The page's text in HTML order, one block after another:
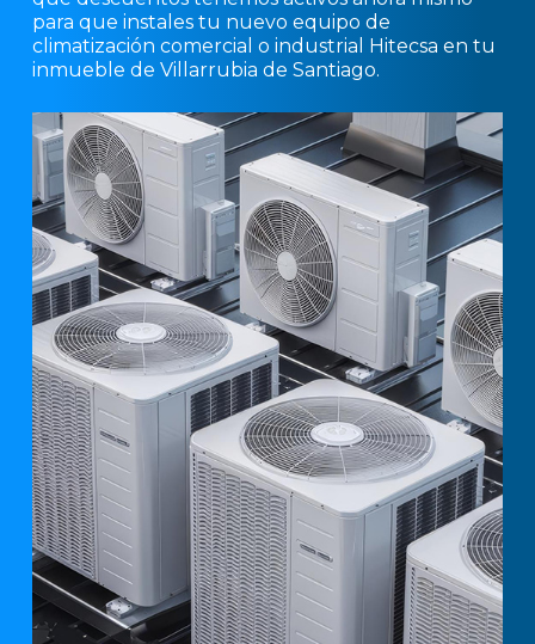
para que instales tu nuevo equipo de
climatización comercial o industrial Hitecsa en tu
inmueble de Villarrubia de Santiago.